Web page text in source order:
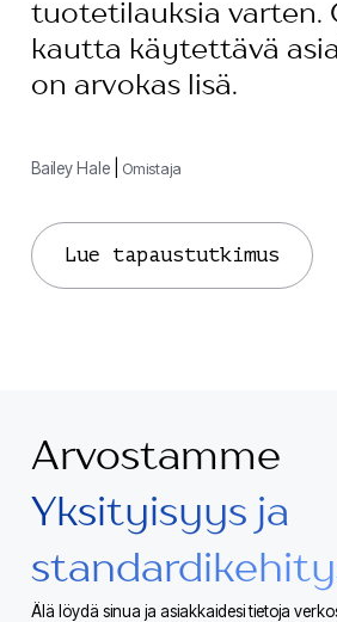
tuotetilauksia varten.
kautta käytettävä
on arvokas lisä.
Bailey Hale| Omistaja
Lue tapaustutkimus
Arvostamme
Yksityisyys ja
Älä löydä sinua ja asiakkaidesi tietoja